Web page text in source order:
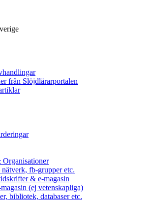
från Slöjdlärarportalen
nätverk, fb-grupper etc.
& e-magasin
(ej vetenskapliga)
bibliotek, databaser etc.